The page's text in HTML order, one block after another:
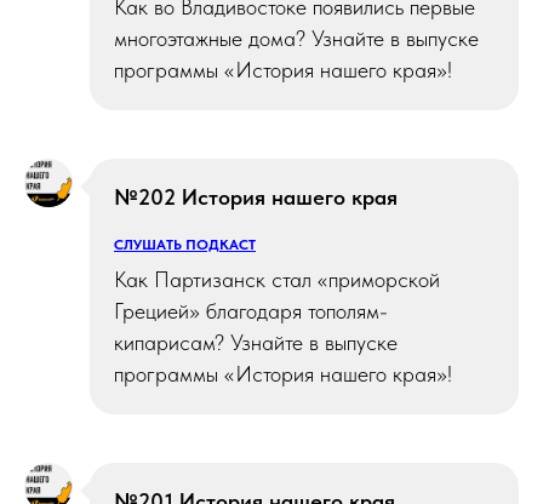
Как во Владивостоке появились первые
многоэтажные дома? Узнайте в выпуске
программы «История нашего края»!
№202 История нашего края
СЛУШАТЬ ПОДКАСТ
Как Партизанск стал «приморской
Грецией» благодаря тополям-
кипарисам? Узнайте в выпуске
программы «История нашего края»!